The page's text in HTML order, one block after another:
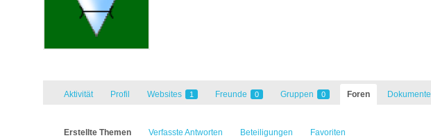
Aktivität Profil Websites 1 Freunde 0 Gruppen 0 Foren Dokumente
Erstellte Themen Verfasste Antworten Beteiligungen Favoriten